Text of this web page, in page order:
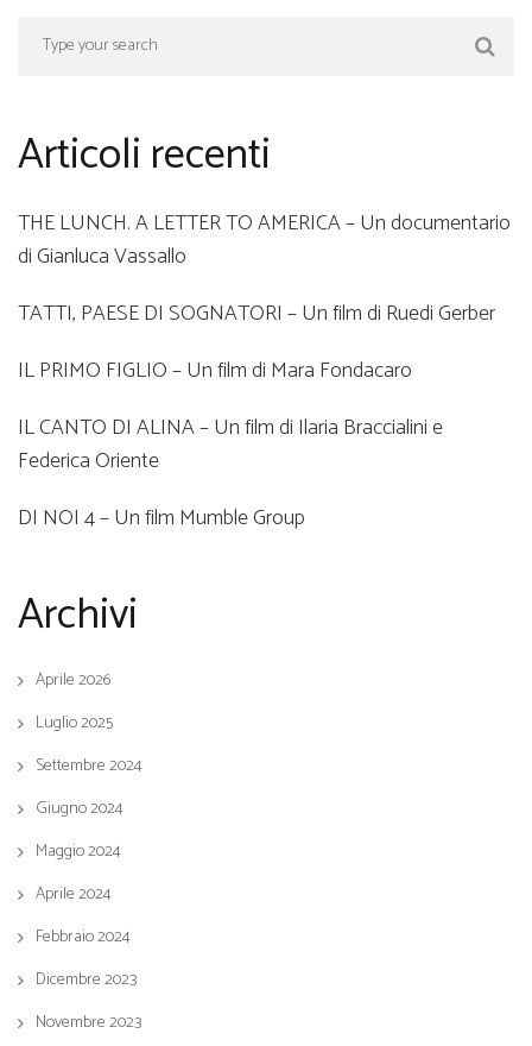
Articoli recenti
THE LUNCH. A LETTER TO AMERICA – Un documentario
di Gianluca Vassallo
TATTI, PAESE DI SOGNATORI – Un film di Ruedi Gerber
IL PRIMO FIGLIO – Un film di Mara Fondacaro
IL CANTO DI ALINA – Un film di Ilaria Braccialini e
Federica Oriente
DI NOI 4 – Un film Mumble Group
Archivi
Aprile 2026
Luglio 2025
Settembre 2024
Giugno 2024
Maggio 2024
Aprile 2024
Febbraio 2024
Dicembre 2023
Novembre 2023